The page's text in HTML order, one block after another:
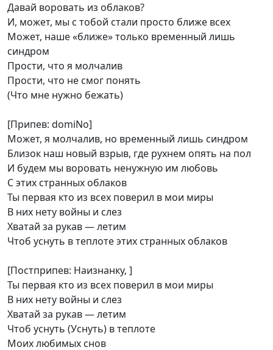
Давай воровать из облаков?
И, может, мы с тобой стали просто ближе всех
Может, наше «ближе» только временный лишь
синдром
Прости, что я молчалив
Прости, что не смог понять
(Что мне нужно бежать)
[Припев: ​domiNo]
Может, я молчалив, но временный лишь синдром
Близок наш новый взрыв, где рухнем опять на пол
И будем мы воровать ненужную им любовь
С этих странных облаков
Ты первая кто из всех поверил в мои миры
В них нету войны и слез
Хватай за рукав — летим
Чтоб уснуть в теплоте этих странных облаков
[Постприпев: Наизнанку, ]
Ты первая кто из всех поверил в мои миры
В них нету войны и слез
Хватай за рукав — летим
Чтоб уснуть (Уснуть) в теплоте
Моих любимых снов